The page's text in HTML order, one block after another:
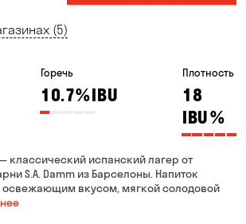
(5)
Горечь
10.7%IBU
Плотность
18
IBU%
классический испанский лагер от
S.A. Damm из Барселоны. Напиток
освежающим вкусом, мягкой солодовой